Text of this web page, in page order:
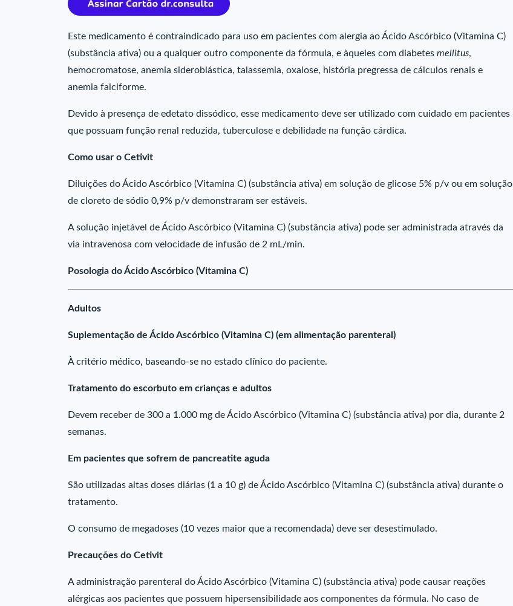
Este medicamento é contraindicado para uso em pacientes com alergia ao Ácido Ascórbico (Vitamina C)
(substância ativa) ou a qualquer outro componente da fórmula, e àqueles com diabetes mellitus,
hemocromatose, anemia sideroblástica, talassemia, oxalose, história pregressa de cálculos renais e
anemia falciforme.
Devido à presença de edetato dissódico, esse medicamento deve ser utilizado com cuidado em pacientes
que possuam função renal reduzida, tuberculose e debilidade na função cárdica.
Como usar o Cetivit
Diluições do Ácido Ascórbico (Vitamina C) (substância ativa) em solução de glicose 5% p/v ou em solução
de cloreto de sódio 0,9% p/v demonstraram ser estáveis.
A solução injetável de Ácido Ascórbico (Vitamina C) (substância ativa) pode ser administrada através da
via intravenosa com velocidade de infusão de 2 mL/min.
Posologia do Ácido Ascórbico (Vitamina C)
Adultos
Suplementação de Ácido Ascórbico (Vitamina C) (em alimentação parenteral)
À critério médico, baseando-se no estado clínico do paciente.
Tratamento do escorbuto em crianças e adultos
Devem receber de 300 a 1.000 mg de Ácido Ascórbico (Vitamina C) (substância ativa) por dia, durante 2
semanas.
Em pacientes que sofrem de pancreatite aguda
São utilizadas altas doses diárias (1 a 10 g) de Ácido Ascórbico (Vitamina C) (substância ativa) durante o
tratamento.
O consumo de megadoses (10 vezes maior que a recomendada) deve ser desestimulado.
Precauções do Cetivit
A administração parenteral do Ácido Ascórbico (Vitamina C) (substância ativa) pode causar reações
alérgicas aos pacientes que possuem hipersensibilidade aos componentes da fórmula. No caso de